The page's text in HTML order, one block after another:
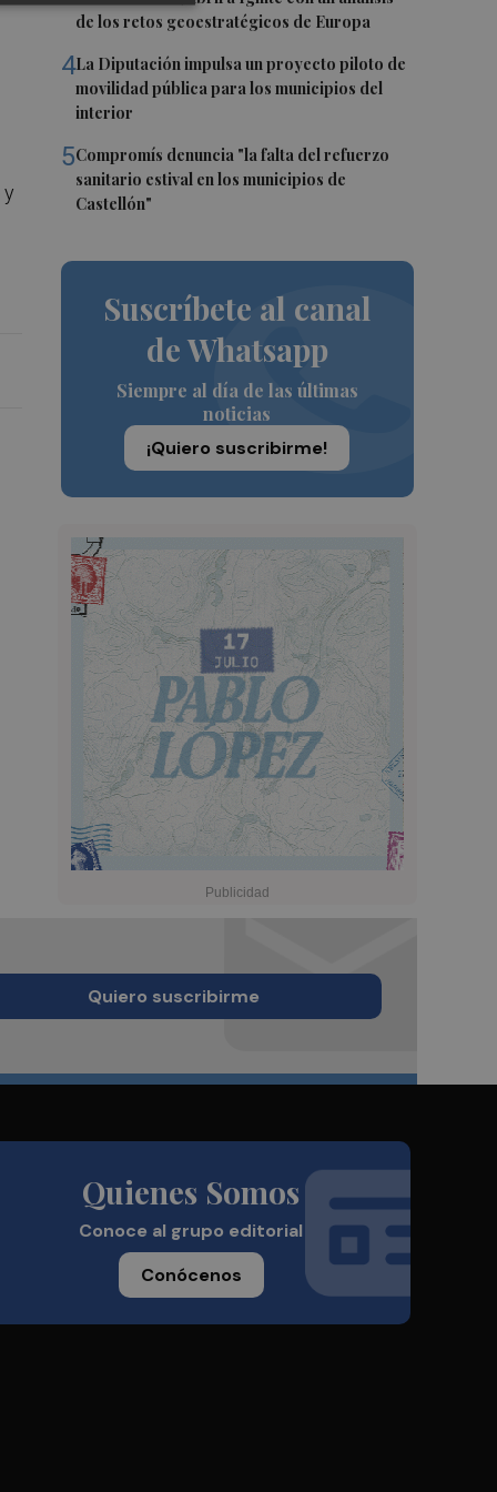
de los retos geoestratégicos de Europa
4La Diputación impulsa un proyecto piloto de
movilidad pública para los municipios del
interior
5Compromís denuncia "la falta del refuerzo
sanitario estival en los municipios de
Castellón"
Suscríbete al canal
de Whatsapp
Siempre al día de las últimas
noticias
¡Quiero suscribirme!
Quiero suscribirme
Quienes Somos
Conoce al grupo editorial
Conócenos